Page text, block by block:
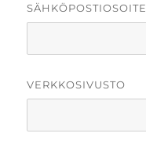
SÄHKÖPOSTIOSOITE
VERKKOSIVUSTO